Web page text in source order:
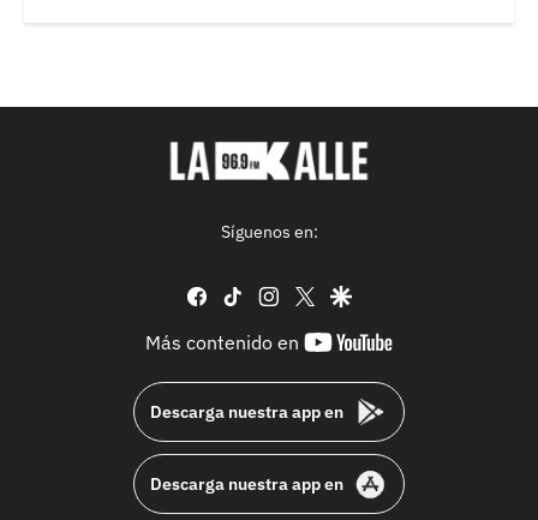
Síguenos en:
facebook
tiktok instagram
twittergoogle
Más contenido en
youtube-
Descarga nuestra app en
Descarga nuestra app en